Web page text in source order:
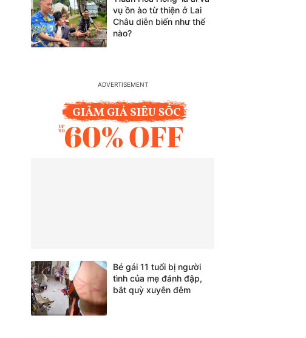
vụ ồn ào từ thiện ở Lai
Châu diễn biến như thế
nào?
Bé gái 11 tuổi bị người
tình của mẹ đánh đập,
bắt quỳ xuyên đêm